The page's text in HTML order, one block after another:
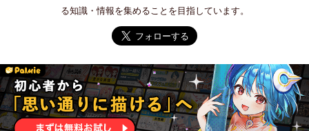
る知識・情報を集めることを目指しています。